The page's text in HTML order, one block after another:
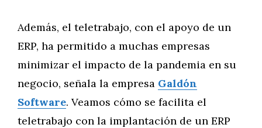
Además, el teletrabajo, con el apoyo de un
ERP, ha permitido a muchas empresas
minimizar el impacto de la pandemia en su
negocio, señala la empresa Galdón
Software. Veamos cómo se facilita el
teletrabajo con la implantación de un ERP